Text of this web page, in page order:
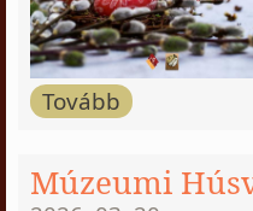
Tovább
Múzeumi